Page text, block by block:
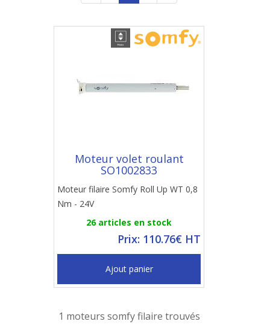
Moteur volet roulant
SO1002833
Moteur filaire Somfy Roll Up WT 0,8
Nm - 24V
26 articles en stock
Prix: 110.76€ HT
Ajout panier
1 moteurs somfy filaire trouvés